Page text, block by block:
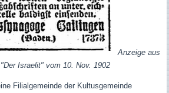
Anzeige aus
Israelit" vom 10. Nov. 1902
Filialgemeinde der Kultusgemeinde